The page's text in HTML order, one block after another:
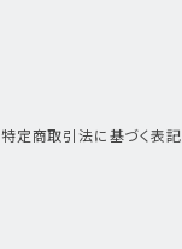
特定商取引法に基づく表記